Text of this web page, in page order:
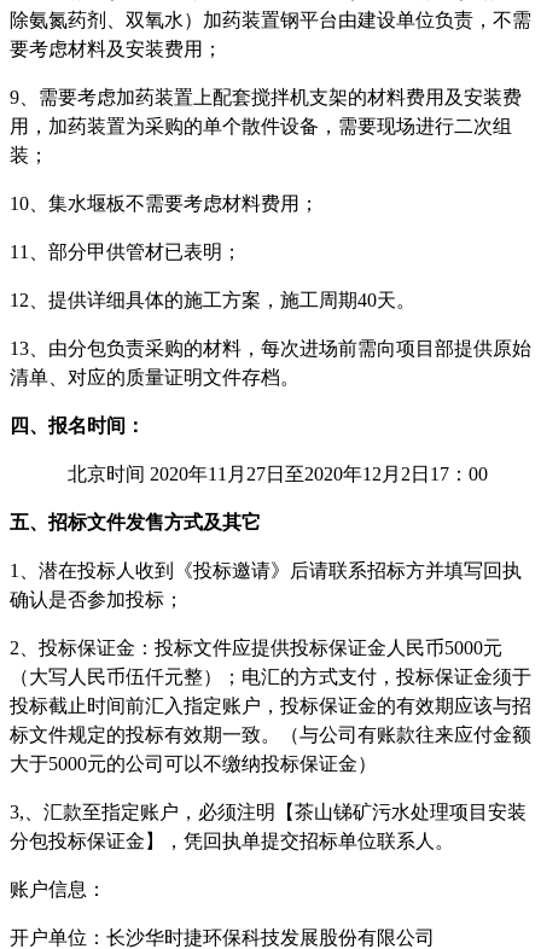
除氨氮药剂、双氧水）加药装置钢平台由建设单位负责，不需
要考虑材料及安装费用 ；
9、需要考虑加药装置上配套搅拌机支架的材料费用及安装费
用，加药装置为采购的单个散件设备，需要现场进行二次组
装 ；
10、集水堰板不需要考虑材料费用 ；
11 、部分甲供管材已表明；
12、 提供详细具体的施工方案，施工周期40天。
13、 由分包负责采购的材料，每次进场前需向项目部提供原始
清单、对应的质量证明文件存档。
四、报名时间：
北京时间 2020年11 月 27日至2020年12 月 2 日 17：00
五、招标文件发售方式及其它
1、潜在投标人收到《投标邀请》后请联系招标方并填写回执
确认是否参加投标；
2、投标保证金：投标文件应提供投标保证金人民币5000元
（大写人民币伍仟元整）；电汇的方式支付 ， 投标保证金须于
投标截止时间前汇入指定账户 ， 投标保证金的有效期应该与招
标文件规定的投标有效期一致。（与公司有账款往来应付金额
大于5000元的公司可以不缴纳投标保证金）
3,、汇款至指定账户， 必须注明 【茶山锑矿污水处理项目 安装
分包投标保证金 】 ，凭回执单提交招标单位联系人。
账户信息：
开户单位：长沙华时捷环保科技发展股份有限公司